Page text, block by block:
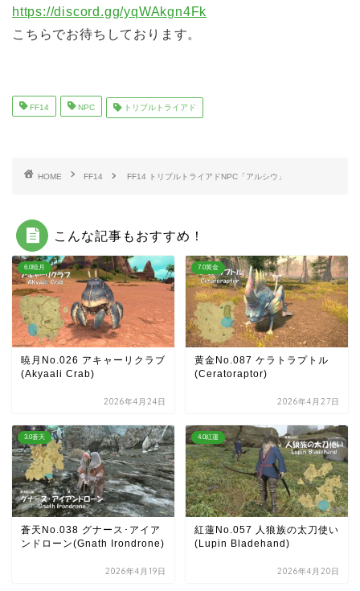
https://discord.gg/yqWAkgn4Fk
こちらでお待ちしております。
FF14 NPC トリプルトライアド
HOME FF14 FF14 トリプルトライアドNPC「アルシウ」
こんな記事もおすすめ！
6.0暁月
暁月No.026 アキャーリクラブ
(Akyaali Crab)
2026年4月24日
7.0黄金
黄金No.087 ケラトラプトル
(Ceratoraptor)
2026年4月27日
3.0蒼天
蒼天No.038 グナース･アイア
ンドローン(Gnath Irondrone)
2026年4月19日
4.0紅蓮
紅蓮No.057 人狼族の太刀使い
(Lupin Bladehand)
2026年4月20日